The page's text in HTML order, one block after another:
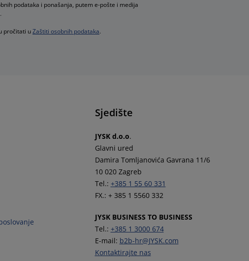
podataka i ponašanja, putem e-pošte i medija
pročitati uZaštiti osobnih podataka.
Sjedište
JYSK d.o.o.
Glavni ured
Damira Tomljanovića Gavrana 11/6
10 020 Zagreb
Tel.: +385 1 55 60 331
FX.: + 385 1 5560 332
JYSK BUSINESS TO BUSINESS
Tel.: +385 1 3000 674
E-mail: b2b-hr@JYSK.com
Kontaktirajte nas